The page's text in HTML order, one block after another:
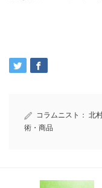
コラムニスト： 北
術・商品